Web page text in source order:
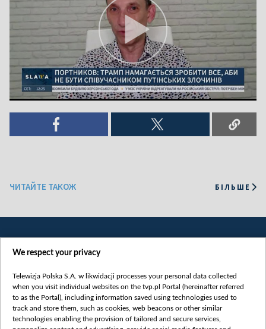
ЧИТАЙТЕ ТАКОЖ БІЛЬШЕ
Категорії
We respect your privacy
Telewizja Polska S.A. w likwidacji processes your personal data collected
when you visit individual websites on the tvp.pl Portal (hereinafter referred
to as the Portal), including information saved using technologies used to
track and store them, such as cookies, web beacons or other similar
technologies enabling the provision of tailored and secure services,